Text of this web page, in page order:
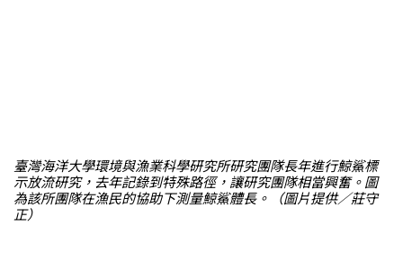
臺灣海洋大學環境與漁業科學研究所研究團隊長年進行鯨鯊標
示放流研究，去年記錄到特殊路徑，讓研究團隊相當興奮。圖
為該所團隊在漁民的協助下測量鯨鯊體長。（圖片提供／莊守
正）